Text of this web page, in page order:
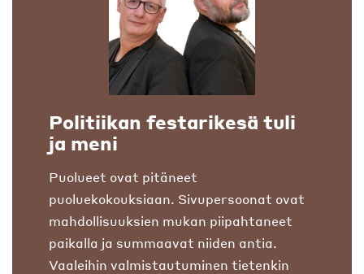
Politiikan festarikesä tuli
ja meni
Puolueet ovat pitäneet
puoluekokouksiaan. Sivupersoonat ovat
mahdollisuuksien mukan piipahtaneet
paikalla ja summaavat niiden antia.
Vaaleihin valmistautuminen tietenkin